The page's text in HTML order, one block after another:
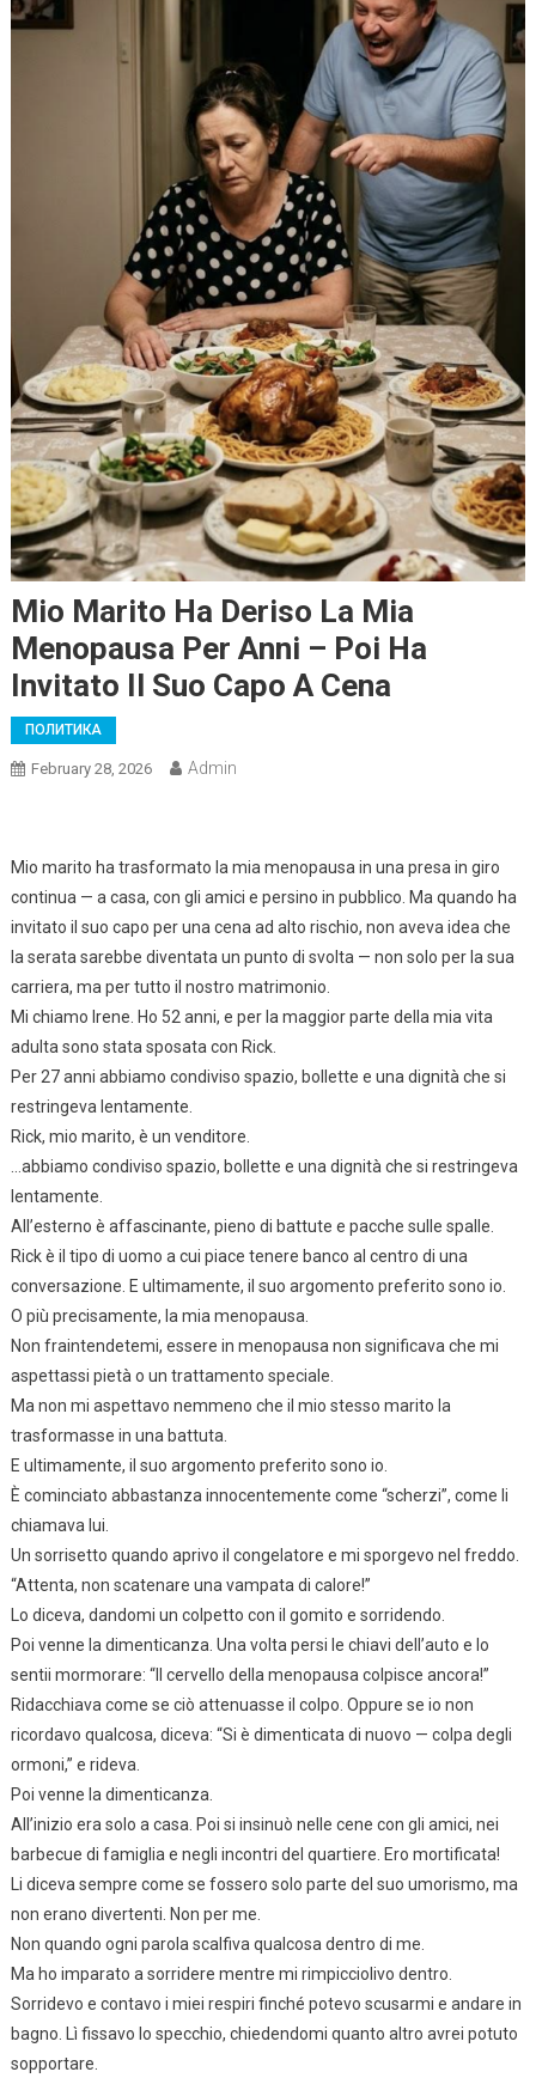
Mio Marito Ha Deriso La Mia
Menopausa Per Anni – Poi Ha
Invitato Il Suo Capo A Cena
ПОЛИТИКА
February 28, 2026 Admin
Mio marito ha trasformato la mia menopausa in una presa in giro
continua — a casa, con gli amici e persino in pubblico. Ma quando ha
invitato il suo capo per una cena ad alto rischio, non aveva idea che
la serata sarebbe diventata un punto di svolta — non solo per la sua
carriera, ma per tutto il nostro matrimonio.
Mi chiamo Irene. Ho 52 anni, e per la maggior parte della mia vita
adulta sono stata sposata con Rick.
Per 27 anni abbiamo condiviso spazio, bollette e una dignità che si
restringeva lentamente.
Rick, mio marito, è un venditore.
…abbiamo condiviso spazio, bollette e una dignità che si restringeva
lentamente.
All’esterno è affascinante, pieno di battute e pacche sulle spalle.
Rick è il tipo di uomo a cui piace tenere banco al centro di una
conversazione. E ultimamente, il suo argomento preferito sono io.
O più precisamente, la mia menopausa.
Non fraintendetemi, essere in menopausa non significava che mi
aspettassi pietà o un trattamento speciale.
Ma non mi aspettavo nemmeno che il mio stesso marito la
trasformasse in una battuta.
E ultimamente, il suo argomento preferito sono io.
È cominciato abbastanza innocentemente come “scherzi”, come li
chiamava lui.
Un sorrisetto quando aprivo il congelatore e mi sporgevo nel freddo.
“Attenta, non scatenare una vampata di calore!”
Lo diceva, dandomi un colpetto con il gomito e sorridendo.
Poi venne la dimenticanza. Una volta persi le chiavi dell’auto e lo
sentii mormorare: “Il cervello della menopausa colpisce ancora!”
Ridacchiava come se ciò attenuasse il colpo. Oppure se io non
ricordavo qualcosa, diceva: “Si è dimenticata di nuovo — colpa degli
ormoni,” e rideva.
Poi venne la dimenticanza.
All’inizio era solo a casa. Poi si insinuò nelle cene con gli amici, nei
barbecue di famiglia e negli incontri del quartiere. Ero mortificata!
Li diceva sempre come se fossero solo parte del suo umorismo, ma
non erano divertenti. Non per me.
Non quando ogni parola scalfiva qualcosa dentro di me.
Ma ho imparato a sorridere mentre mi rimpicciolivo dentro.
Sorridevo e contavo i miei respiri finché potevo scusarmi e andare in
bagno. Lì fissavo lo specchio, chiedendomi quanto altro avrei potuto
sopportare.